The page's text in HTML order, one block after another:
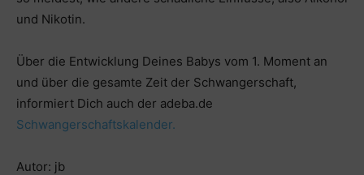
und Nikotin.
Über die Entwicklung Deines Babys vom 1. Moment an
und über die gesamte Zeit der Schwangerschaft,
informiert Dich auch der adeba.de
Schwangerschaftskalender.
Autor: jb